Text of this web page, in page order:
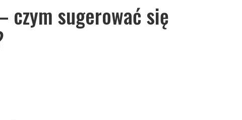
czym sugerować się